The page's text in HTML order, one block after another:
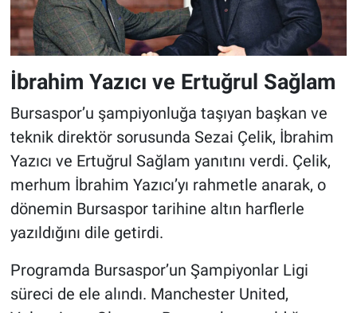
İbrahim Yazıcı ve Ertuğrul Sağlam
Bursaspor’u şampiyonluğa taşıyan başkan ve
teknik direktör sorusunda Sezai Çelik, İbrahim
Yazıcı ve Ertuğrul Sağlam yanıtını verdi. Çelik,
merhum İbrahim Yazıcı’yı rahmetle anarak, o
dönemin Bursaspor tarihine altın harflerle
yazıldığını dile getirdi.
Programda Bursaspor’un Şampiyonlar Ligi
süreci de ele alındı. Manchester United,